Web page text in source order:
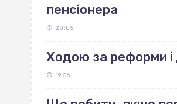
пенсіонера
20:05
Ходою за реформи і
19:56